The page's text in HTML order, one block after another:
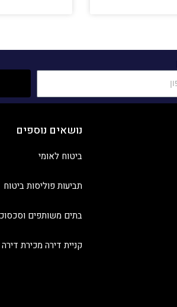
נושאים נוספים
ביטוח לאומי
תביעות פוליסות ביטוח
בתים משותפים
קניית דירה מכירת דירה